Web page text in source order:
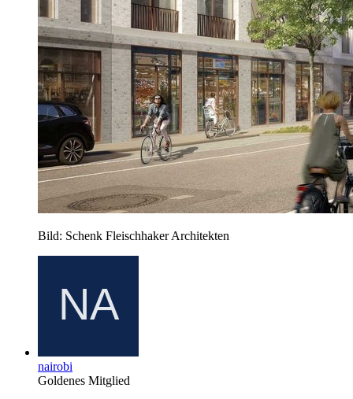
Bild: Schenk Fleischhaker Architekten
nairobi
Goldenes Mitglied